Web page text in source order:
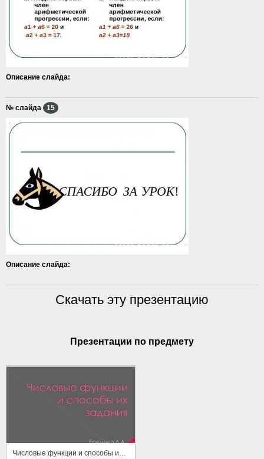
Описание слайда:
№ слайда 15
Описание слайда:
Скачать эту презентацию
Презентации по предмету